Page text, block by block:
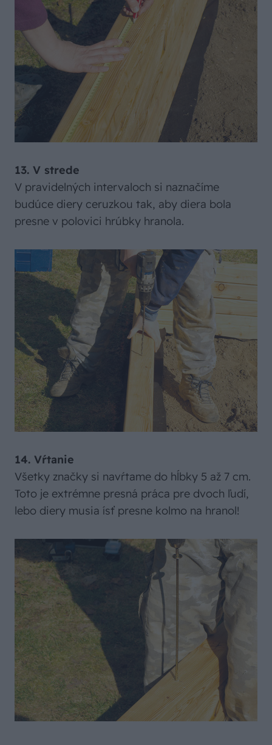
13. V strede
V pravidelných intervaloch si naznačíme
budúce diery ceruzkou tak, aby diera bola
presne v polovici hrúbky hranola.
14. Vŕtanie
Všetky značky si navŕtame do hĺbky 5 až 7 cm.
Toto je extrémne presná práca pre dvoch ľudí,
lebo diery musia ísť presne kolmo na hranol!